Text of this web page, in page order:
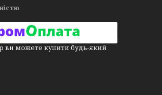
ви можете купити будь-який